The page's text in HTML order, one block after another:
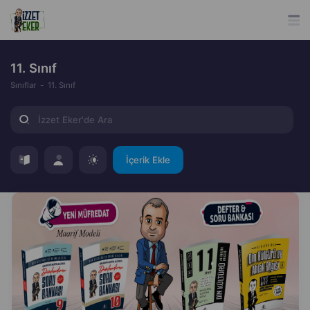
11. Sınıf
Sınıflar 11. Sınıf
İçerik Ekle